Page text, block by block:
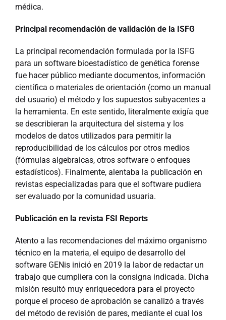
médica.
Principal recomendación de validación de la ISFG
La principal recomendación formulada por la ISFG
para un software bioestadístico de genética forense
fue hacer público mediante documentos, información
científica o materiales de orientación (como un manual
del usuario) el método y los supuestos subyacentes a
la herramienta. En este sentido, literalmente exigía que
se describieran la arquitectura del sistema y los
modelos de datos utilizados para permitir la
reproducibilidad de los cálculos por otros medios
(fórmulas algebraicas, otros software o enfoques
estadísticos). Finalmente, alentaba la publicación en
revistas especializadas para que el software pudiera
ser evaluado por la comunidad usuaria.
Publicación en la revista FSI Reports
Atento a las recomendaciones del máximo organismo
técnico en la materia, el equipo de desarrollo del
software GENis inició en 2019 la labor de redactar un
trabajo que cumpliera con la consigna indicada. Dicha
misión resultó muy enriquecedora para el proyecto
porque el proceso de aprobación se canalizó a través
del método de revisión de pares, mediante el cual los